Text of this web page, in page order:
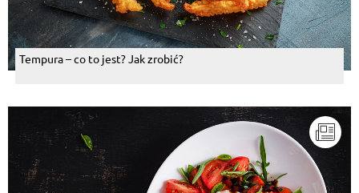
Tempura – co to jest? Jak zrobić?